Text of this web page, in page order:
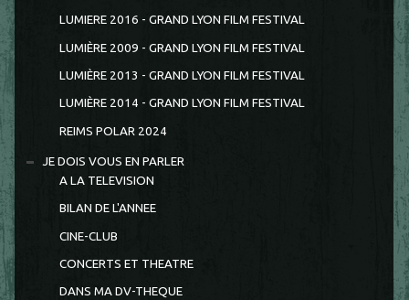
LUMIERE 2016 - GRAND LYON FILM FESTIVAL
LUMIÈRE 2009 - GRAND LYON FILM FESTIVAL
LUMIÈRE 2013 - GRAND LYON FILM FESTIVAL
LUMIÈRE 2014 - GRAND LYON FILM FESTIVAL
REIMS POLAR 2024
JE DOIS VOUS EN PARLER
A LA TELEVISION
BILAN DE L'ANNEE
CINE-CLUB
CONCERTS ET THEATRE
DANS MA DV-THEQUE